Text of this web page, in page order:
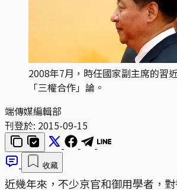
2008年7月，時任國家副主席的習
「三權合作」論。
端傳媒編輯部
刊登於: 2015-09-15
收藏
近幾年來，不少京官和御用學者，對